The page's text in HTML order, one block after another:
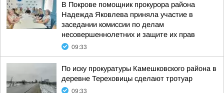
В Покрове помощник прокурора района
Надежда Яковлева приняла участие в
заседании комиссии по делам
несовершеннолетних и защите их прав
09:33
По иску прокуратуры Камешковского района в
деревне Тереховицы сделают тротуар
09:33